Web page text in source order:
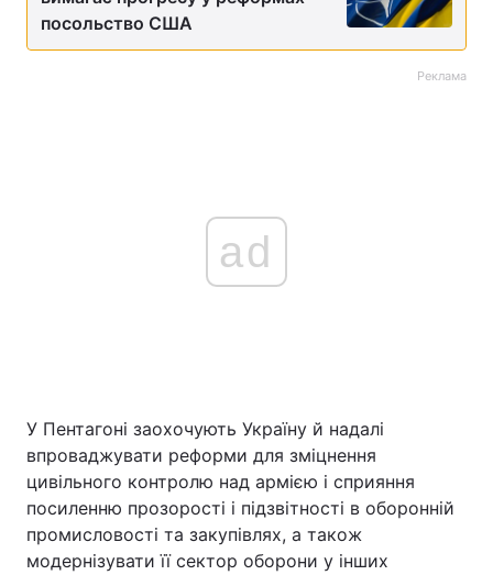
посольство США
Реклама
ad
У Пентагоні заохочують Україну й надалі
впроваджувати реформи для зміцнення
цивільного контролю над армією і сприяння
посиленню прозорості і підзвітності в оборонній
промисловості та закупівлях, а також
модернізувати її сектор оборони у інших